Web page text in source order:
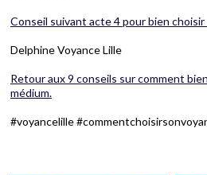
Conseil suivant acte 4 pour bien
Delphine Voyance Lille
Retour aux 9 conseils sur comment
médium.
#voyancelille